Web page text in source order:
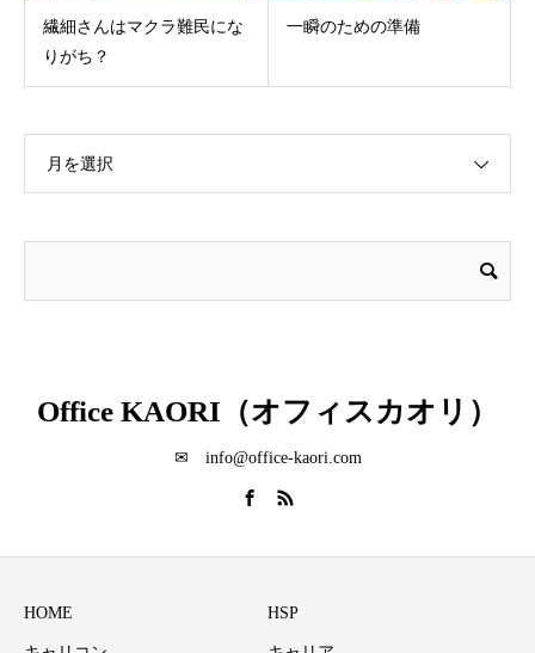
繊細さんはマクラ難民にな
りがち？
一瞬のための準備
月を選択
Office KAORI（オフィスカオリ）
✉ info@office-kaori.com
HOME HSP